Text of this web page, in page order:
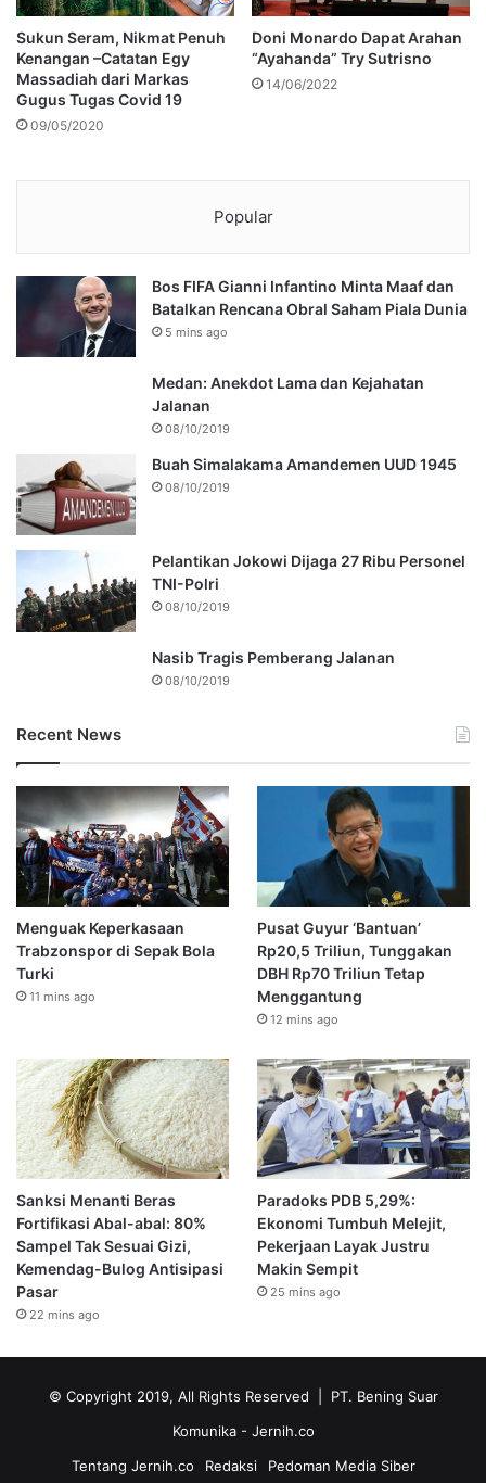
Sukun Seram, Nikmat Penuh
Kenangan –Catatan Egy
Massadiah dari Markas
Gugus Tugas Covid 19
09/05/2020
Doni Monardo Dapat Arahan
“Ayahanda” Try Sutrisno
14/06/2022
Popular
Bos FIFA Gianni Infantino Minta Maaf dan
Batalkan Rencana Obral Saham Piala Dunia
5 mins ago
Medan: Anekdot Lama dan Kejahatan
Jalanan
08/10/2019
Buah Simalakama Amandemen UUD 1945
08/10/2019
Pelantikan Jokowi Dijaga 27 Ribu Personel
TNI-Polri
08/10/2019
Nasib Tragis Pemberang Jalanan
08/10/2019
Recent News
Menguak Keperkasaan
Trabzonspor di Sepak Bola
Turki
11 mins ago
Pusat Guyur ‘Bantuan’
Rp20,5 Triliun, Tunggakan
DBH Rp70 Triliun Tetap
Menggantung
12 mins ago
Sanksi Menanti Beras
Fortifikasi Abal-abal: 80%
Sampel Tak Sesuai Gizi,
Kemendag-Bulog Antisipasi
Pasar
22 mins ago
Paradoks PDB 5,29%:
Ekonomi Tumbuh Melejit,
Pekerjaan Layak Justru
Makin Sempit
25 mins ago
© Copyright 2019, All Rights Reserved | PT. Bening Suar
Komunika - Jernih.co
Tentang Jernih.co
Redaksi Pedoman Media Siber